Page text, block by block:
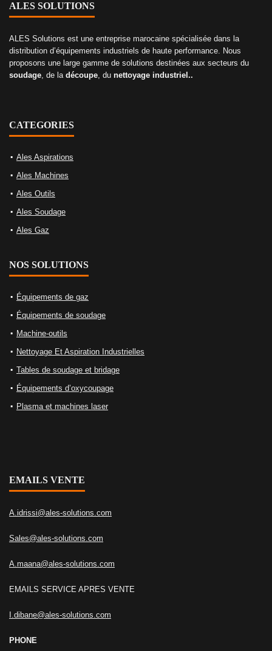
ALES SOLUTIONS
ALES Solutions est une entreprise marocaine spécialisée dans la
distribution d’équipements industriels de haute performance. Nous
proposons une large gamme de solutions destinées aux secteurs du
soudage, de la découpe, du nettoyage industriel..
CATEGORIES
Ales Aspirations
Ales Machines
Ales Outils
Ales Soudage
Ales Gaz
NOS SOLUTIONS
Équipements de gaz
Équipements de soudage
Machine-outils
Nettoyage Et Aspiration Industrielles
Tables de soudage et bridage
Équipements d’oxycoupage
Plasma et machines laser
EMAILS VENTE
A.idrissi@ales-solutions.com
Sales@ales-solutions.com
A.maana@ales-solutions.com
EMAILS SERVICE APRES VENTE
I.dibane@ales-solutions.com
PHONE